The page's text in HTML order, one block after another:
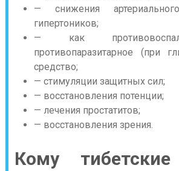
— снижения
гипертоников;
— как
противопаразитарное (при
средство;
— стимуляции защитных сил;
— восстановления потенции;
— лечения простатитов;
— восстановления зрения.
Кому